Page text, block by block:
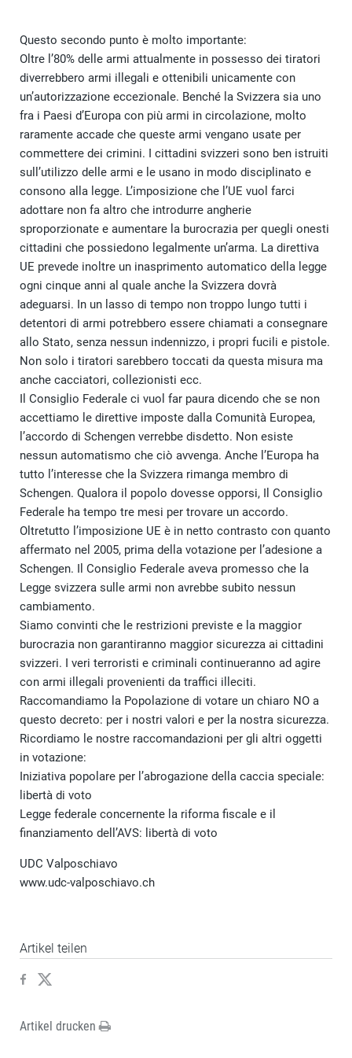
Questo secondo punto è molto importante:
Oltre l’80% delle armi attualmente in possesso dei tiratori
diverrebbero armi illegali e ottenibili unicamente con
un’autorizzazione eccezionale. Benché la Svizzera sia uno
fra i Paesi d’Europa con più armi in circolazione, molto
raramente accade che queste armi vengano usate per
commettere dei crimini. I cittadini svizzeri sono ben istruiti
sull’utilizzo delle armi e le usano in modo disciplinato e
consono alla legge. L’imposizione che l’UE vuol farci
adottare non fa altro che introdurre angherie
sproporzionate e aumentare la burocrazia per quegli onesti
cittadini che possiedono legalmente un’arma. La direttiva
UE prevede inoltre un inasprimento automatico della legge
ogni cinque anni al quale anche la Svizzera dovrà
adeguarsi. In un lasso di tempo non troppo lungo tutti i
detentori di armi potrebbero essere chiamati a consegnare
allo Stato, senza nessun indennizzo, i propri fucili e pistole.
Non solo i tiratori sarebbero toccati da questa misura ma
anche cacciatori, collezionisti ecc.
Il Consiglio Federale ci vuol far paura dicendo che se non
accettiamo le direttive imposte dalla Comunità Europea,
l’accordo di Schengen verrebbe disdetto. Non esiste
nessun automatismo che ciò avvenga. Anche l’Europa ha
tutto l’interesse che la Svizzera rimanga membro di
Schengen. Qualora il popolo dovesse opporsi, Il Consiglio
Federale ha tempo tre mesi per trovare un accordo.
Oltretutto l’imposizione UE è in netto contrasto con quanto
affermato nel 2005, prima della votazione per l’adesione a
Schengen. Il Consiglio Federale aveva promesso che la
Legge svizzera sulle armi non avrebbe subito nessun
cambiamento.
Siamo convinti che le restrizioni previste e la maggior
burocrazia non garantiranno maggior sicurezza ai cittadini
svizzeri. I veri terroristi e criminali continueranno ad agire
con armi illegali provenienti da traffici illeciti.
Raccomandiamo la Popolazione di votare un chiaro NO a
questo decreto: per i nostri valori e per la nostra sicurezza.
Ricordiamo le nostre raccomandazioni per gli altri oggetti
in votazione:
Iniziativa popolare per l’abrogazione della caccia speciale:
libertà di voto
Legge federale concernente la riforma fiscale e il
finanziamento dell’AVS: libertà di voto
UDC Valposchiavo
www.udc-valposchiavo.ch
Artikel teilen
Artikel drucken